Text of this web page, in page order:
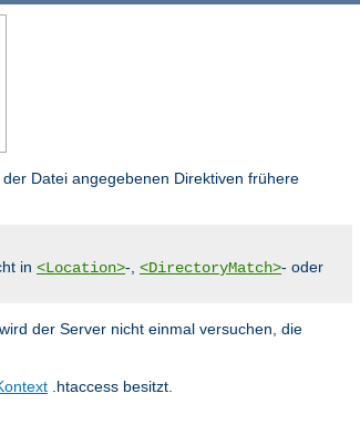
Datei angegebenen Direktiven frühere
in <Location>-, <DirectoryMatch>- oder
der Server nicht einmal versuchen, die
.htaccess besitzt.